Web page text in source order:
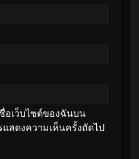
อเว็บไซต์ของฉันบน
แสดงความเห็นครั้งถัดไป